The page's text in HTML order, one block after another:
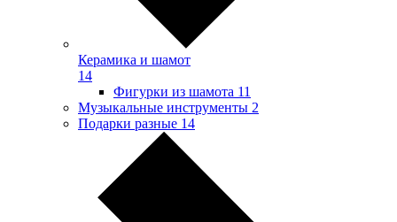
Керамика и шамот
14
Фигурки из шамота 11
Музыкальные инструменты 2
Подарки разные 14